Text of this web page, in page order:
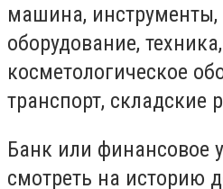
машина, инструменты,
оборудование,
косметологическое
транспорт, складские
Банк или финансовое
смотреть на историю